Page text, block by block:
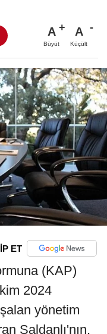
A
Büyüt
A
Küçült
ET
(KAP)
2024
yönetim
Saldanlı'nın,